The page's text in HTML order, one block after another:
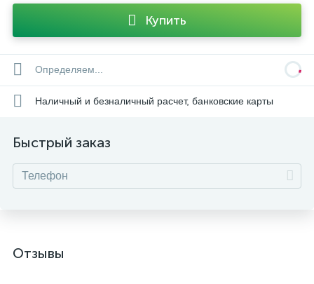
Купить
Определяем...
Наличный и безналичный расчет, банковские карты
Быстрый заказ
Отзывы